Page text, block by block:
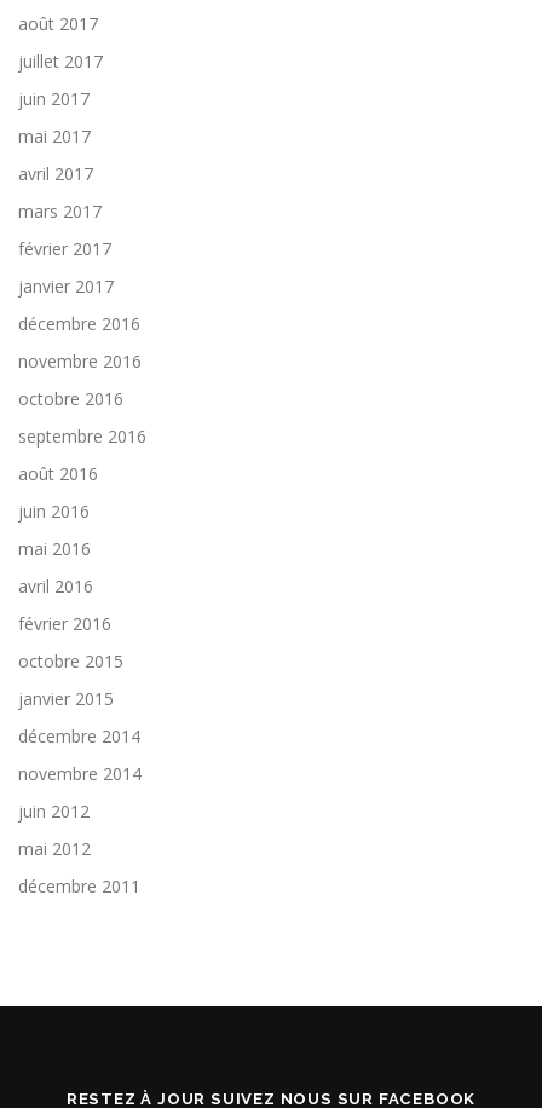
août 2017
juillet 2017
juin 2017
mai 2017
avril 2017
mars 2017
février 2017
janvier 2017
décembre 2016
novembre 2016
octobre 2016
septembre 2016
août 2016
juin 2016
mai 2016
avril 2016
février 2016
octobre 2015
janvier 2015
décembre 2014
novembre 2014
juin 2012
mai 2012
décembre 2011
RESTEZ À JOUR SUIVEZ NOUS SUR FACEBOOK